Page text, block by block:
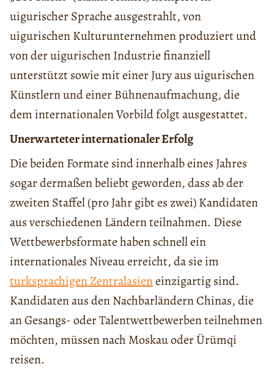
uigurischer Sprache ausgestrahlt, von
uigurischen Kulturunternehmen produziert und
von der uigurischen Industrie finanziell
unterstützt sowie mit einer Jury aus uigurischen
Künstlern und einer Bühnenaufmachung, die
dem internationalen Vorbild folgt ausgestattet.
Unerwarteter internationaler Erfolg
Die beiden Formate sind innerhalb eines Jahres
sogar dermaßen beliebt geworden, dass ab der
zweiten Staffel (pro Jahr gibt es zwei) Kandidaten
aus verschiedenen Ländern teilnahmen. Diese
Wettbewerbsformate haben schnell ein
internationales Niveau erreicht, da sie im
turksprachigen Zentralasieneinzigartig sind.
Kandidaten aus den Nachbarländern Chinas, die
an Gesangs- oder Talentwettbewerben teilnehmen
möchten, müssen nach Moskau oder Ürümqi
reisen.